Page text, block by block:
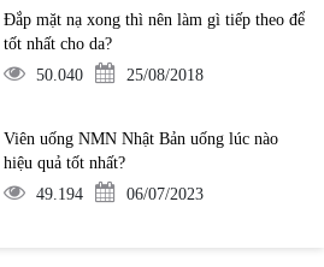
Đắp mặt nạ xong thì nên làm gì tiếp theo để
tốt nhất cho da?
50.040
25/08/2018
Viên uống NMN Nhật Bản uống lúc nào
hiệu quả tốt nhất?
49.194
06/07/2023